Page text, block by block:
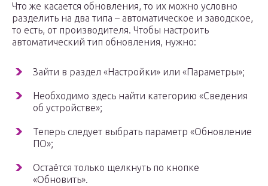
Что же касается обновления, то их можно условно
разделить на два типа – автоматическое и заводское,
то есть, от производителя. Чтобы настроить
автоматический тип обновления, нужно:
Зайти в раздел «Настройки» или «Параметры»;
Необходимо здесь найти категорию «Сведения
об устройстве»;
Теперь следует выбрать параметр «Обновление
ПО»;
Остаётся только щелкнуть по кнопке
«Обновить».